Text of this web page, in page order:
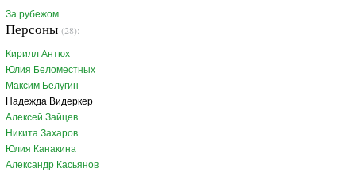
За рубежом
Персоны (28):
Кирилл Антюх
Юлия Беломестных
Максим Белугин
Надежда Видеркер
Алексей Зайцев
Никита Захаров
Юлия Канакина
Александр Касьянов